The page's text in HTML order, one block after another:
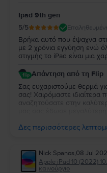
Ipad 9th gen
5/5
Βρήκα αυτό που έψαχνα
με 2 χρόνια εγγύηση ενώ
στιγμής το iPad είναι μια
Απάντηση από τη Flip
Σας ευχαριστούμε θερμά
σας! Χαιρόμαστε
αναζητούσατε στην
να την απολαύσετε για πολύ
Δες περισσότερες
Nick Spanos,08 Jul
Apple iPad 10 (2022)
καινούργιο